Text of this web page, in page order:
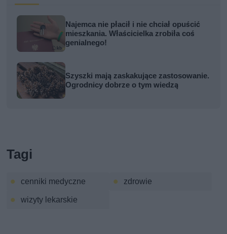
Najemca nie płacił i nie chciał opuścić
mieszkania. Właścicielka zrobiła coś
genialnego!
Szyszki mają zaskakujące zastosowanie.
Ogrodnicy dobrze o tym wiedzą
Tagi
cenniki medyczne
zdrowie
wizyty lekarskie